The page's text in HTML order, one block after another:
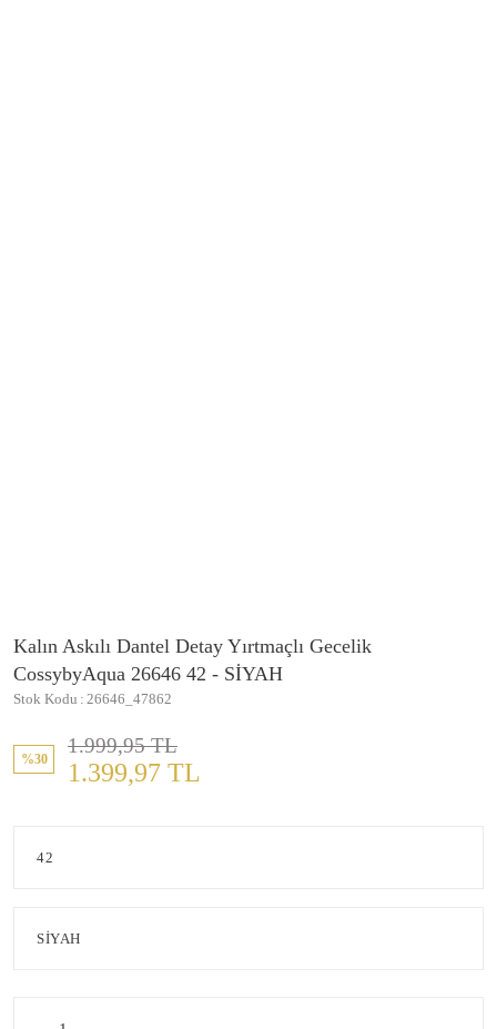
Kalın Askılı Dantel Detay Yırtmaçlı Gecelik
CossybyAqua 26646 42 - SİYAH
Stok Kodu 26646_47862
%30
1.999,95 TL
1.399,97 TL